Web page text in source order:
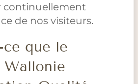
continuellement
de nos visiteurs.
ce que le
Wallonie